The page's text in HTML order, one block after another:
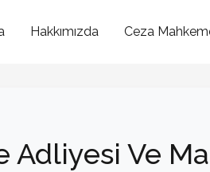
Hakkımızda Ceza
Adliyesi Ve